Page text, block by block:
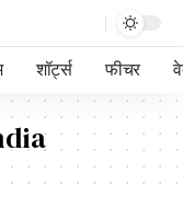
शॉर्ट्स फीचर